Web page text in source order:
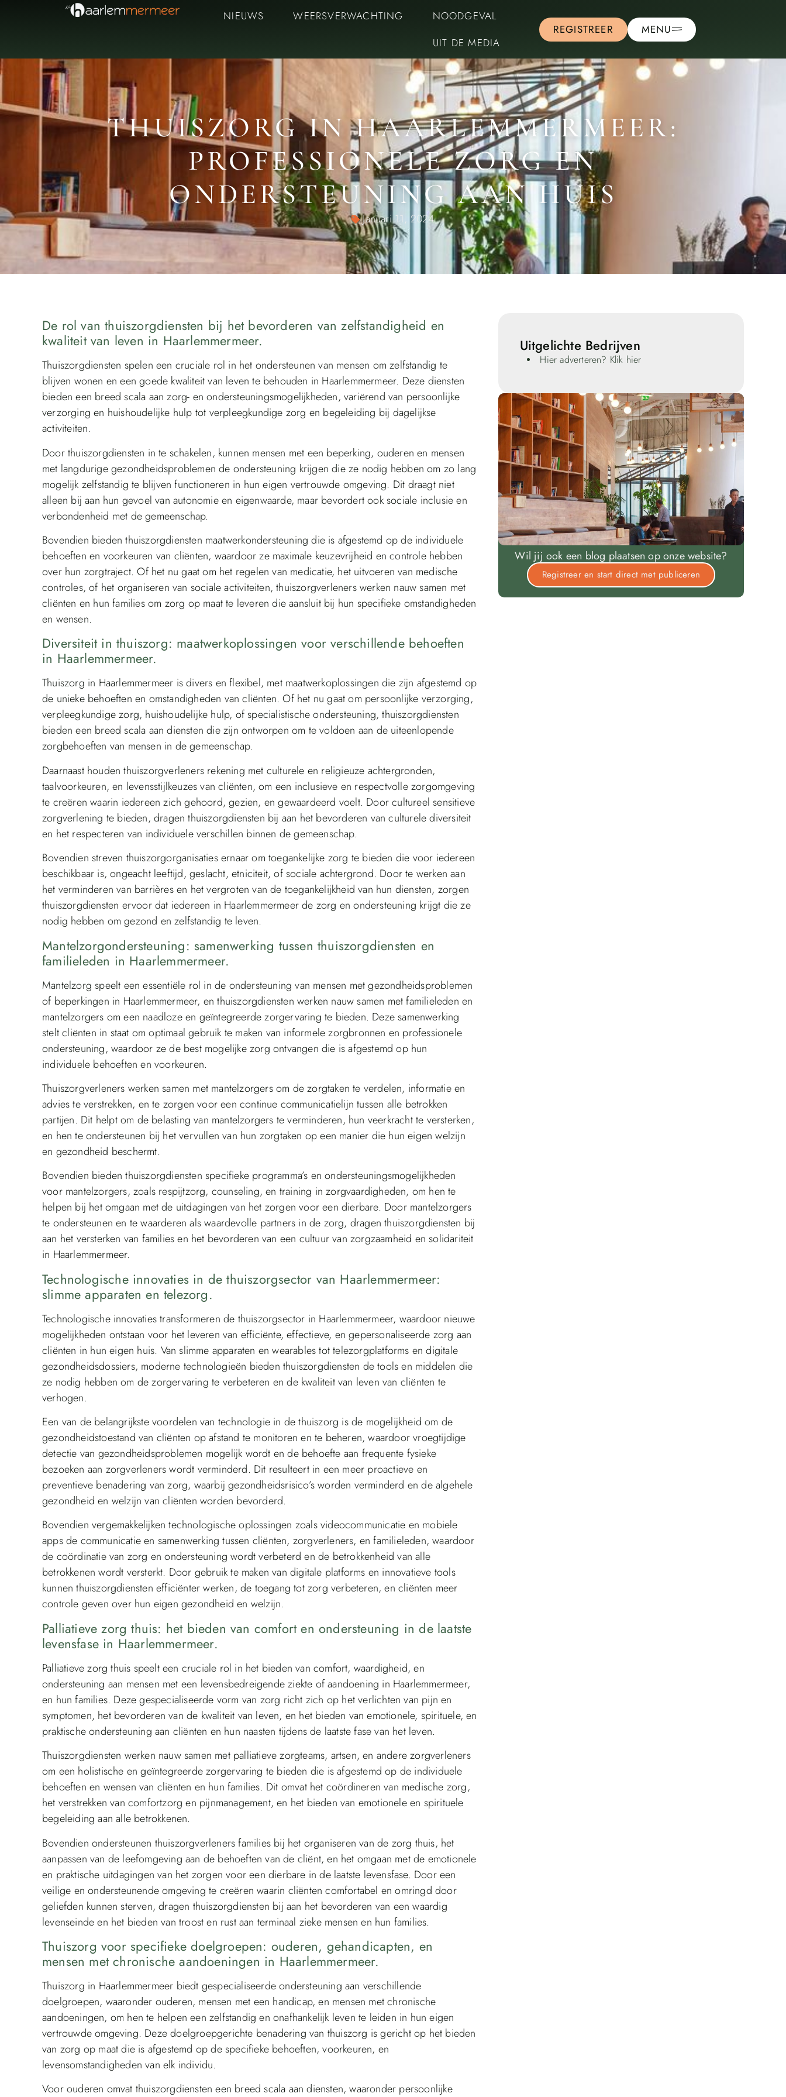
NIEUWS WEERSVERWACHTING
NOODGEVAL
UIT DE MEDIA
REGISTREER MENU
THUISZORG IN HAARLEMMERMEER:
PROFESSIONELE ZORG EN
ONDERSTEUNING AAN HUIS
Januari 11, 2024
De rol van thuiszorgdiensten bij het bevorderen van zelfstandigheid en
kwaliteit van leven in Haarlemmermeer.
Thuiszorgdiensten spelen een cruciale rol in het ondersteunen van mensen om zelfstandig te
blijven wonen en een goede kwaliteit van leven te behouden in Haarlemmermeer. Deze diensten
bieden een breed scala aan zorg- en ondersteuningsmogelijkheden, variërend van persoonlijke
verzorging en huishoudelijke hulp tot verpleegkundige zorg en begeleiding bij dagelijkse
activiteiten.
Door thuiszorgdiensten in te schakelen, kunnen mensen met een beperking, ouderen en mensen
met langdurige gezondheidsproblemen de ondersteuning krijgen die ze nodig hebben om zo lang
mogelijk zelfstandig te blijven functioneren in hun eigen vertrouwde omgeving. Dit draagt niet
alleen bij aan hun gevoel van autonomie en eigenwaarde, maar bevordert ook sociale inclusie en
verbondenheid met de gemeenschap.
Bovendien bieden thuiszorgdiensten maatwerkondersteuning die is afgestemd op de individuele
behoeften en voorkeuren van cliënten, waardoor ze maximale keuzevrijheid en controle hebben
over hun zorgtraject. Of het nu gaat om het regelen van medicatie, het uitvoeren van medische
controles, of het organiseren van sociale activiteiten, thuiszorgverleners werken nauw samen met
cliënten en hun families om zorg op maat te leveren die aansluit bij hun specifieke omstandigheden
en wensen.
Diversiteit in thuiszorg: maatwerkoplossingen voor verschillende behoeften
in Haarlemmermeer.
Thuiszorg in Haarlemmermeer is divers en flexibel, met maatwerkoplossingen die zijn afgestemd op
de unieke behoeften en omstandigheden van cliënten. Of het nu gaat om persoonlijke verzorging,
verpleegkundige zorg, huishoudelijke hulp, of specialistische ondersteuning, thuiszorgdiensten
bieden een breed scala aan diensten die zijn ontworpen om te voldoen aan de uiteenlopende
zorgbehoeften van mensen in de gemeenschap.
Daarnaast houden thuiszorgverleners rekening met culturele en religieuze achtergronden,
taalvoorkeuren, en levensstijlkeuzes van cliënten, om een inclusieve en respectvolle zorgomgeving
te creëren waarin iedereen zich gehoord, gezien, en gewaardeerd voelt. Door cultureel sensitieve
zorgverlening te bieden, dragen thuiszorgdiensten bij aan het bevorderen van culturele diversiteit
en het respecteren van individuele verschillen binnen de gemeenschap.
Bovendien streven thuiszorgorganisaties ernaar om toegankelijke zorg te bieden die voor iedereen
beschikbaar is, ongeacht leeftijd, geslacht, etniciteit, of sociale achtergrond. Door te werken aan
het verminderen van barrières en het vergroten van de toegankelijkheid van hun diensten, zorgen
thuiszorgdiensten ervoor dat iedereen in Haarlemmermeer de zorg en ondersteuning krijgt die ze
nodig hebben om gezond en zelfstandig te leven.
Mantelzorgondersteuning: samenwerking tussen thuiszorgdiensten en
familieleden in Haarlemmermeer.
Mantelzorg speelt een essentiële rol in de ondersteuning van mensen met gezondheidsproblemen
of beperkingen in Haarlemmermeer, en thuiszorgdiensten werken nauw samen met familieleden en
mantelzorgers om een ​​naadloze en geïntegreerde zorgervaring te bieden. Deze samenwerking
stelt cliënten in staat om optimaal gebruik te maken van informele zorgbronnen en professionele
ondersteuning, waardoor ze de best mogelijke zorg ontvangen die is afgestemd op hun
individuele behoeften en voorkeuren.
Thuiszorgverleners werken samen met mantelzorgers om de zorgtaken te verdelen, informatie en
advies te verstrekken, en te zorgen voor een continue communicatielijn tussen alle betrokken
partijen. Dit helpt om de belasting van mantelzorgers te verminderen, hun veerkracht te versterken,
en hen te ondersteunen bij het vervullen van hun zorgtaken op een manier die hun eigen welzijn
en gezondheid beschermt.
Bovendien bieden thuiszorgdiensten specifieke programma’s en ondersteuningsmogelijkheden
voor mantelzorgers, zoals respijtzorg, counseling, en training in zorgvaardigheden, om hen te
helpen bij het omgaan met de uitdagingen van het zorgen voor een dierbare. Door mantelzorgers
te ondersteunen en te waarderen als waardevolle partners in de zorg, dragen thuiszorgdiensten bij
aan het versterken van families en het bevorderen van een cultuur van zorgzaamheid en solidariteit
in Haarlemmermeer.
Technologische innovaties in de thuiszorgsector van Haarlemmermeer:
slimme apparaten en telezorg.
Technologische innovaties transformeren de thuiszorgsector in Haarlemmermeer, waardoor nieuwe
mogelijkheden ontstaan ​​voor het leveren van efficiënte, effectieve, en gepersonaliseerde zorg aan
cliënten in hun eigen huis. Van slimme apparaten en wearables tot telezorgplatforms en digitale
gezondheidsdossiers, moderne technologieën bieden thuiszorgdiensten de tools en middelen die
ze nodig hebben om de zorgervaring te verbeteren en de kwaliteit van leven van cliënten te
verhogen.
Een van de belangrijkste voordelen van technologie in de thuiszorg is de mogelijkheid om de
gezondheidstoestand van cliënten op afstand te monitoren en te beheren, waardoor vroegtijdige
detectie van gezondheidsproblemen mogelijk wordt en de behoefte aan frequente fysieke
bezoeken aan zorgverleners wordt verminderd. Dit resulteert in een meer proactieve en
preventieve benadering van zorg, waarbij gezondheidsrisico’s worden verminderd en de algehele
gezondheid en welzijn van cliënten worden bevorderd.
Bovendien vergemakkelijken technologische oplossingen zoals videocommunicatie en mobiele
apps de communicatie en samenwerking tussen cliënten, zorgverleners, en familieleden, waardoor
de coördinatie van zorg en ondersteuning wordt verbeterd en de betrokkenheid van alle
betrokkenen wordt versterkt. Door gebruik te maken van digitale platforms en innovatieve tools
kunnen thuiszorgdiensten efficiënter werken, de toegang tot zorg verbeteren, en cliënten meer
controle geven over hun eigen gezondheid en welzijn.
Palliatieve zorg thuis: het bieden van comfort en ondersteuning in de laatste
levensfase in Haarlemmermeer.
Palliatieve zorg thuis speelt een cruciale rol in het bieden van comfort, waardigheid, en
ondersteuning aan mensen met een levensbedreigende ziekte of aandoening in Haarlemmermeer,
en hun families. Deze gespecialiseerde vorm van zorg richt zich op het verlichten van pijn en
symptomen, het bevorderen van de kwaliteit van leven, en het bieden van emotionele, spirituele, en
praktische ondersteuning aan cliënten en hun naasten tijdens de laatste fase van het leven.
Thuiszorgdiensten werken nauw samen met palliatieve zorgteams, artsen, en andere zorgverleners
om een ​​holistische en geïntegreerde zorgervaring te bieden die is afgestemd op de individuele
behoeften en wensen van cliënten en hun families. Dit omvat het coördineren van medische zorg,
het verstrekken van comfortzorg en pijnmanagement, en het bieden van emotionele en spirituele
begeleiding aan alle betrokkenen.
Bovendien ondersteunen thuiszorgverleners families bij het organiseren van de zorg thuis, het
aanpassen van de leefomgeving aan de behoeften van de cliënt, en het omgaan met de emotionele
en praktische uitdagingen van het zorgen voor een dierbare in de laatste levensfase. Door een
veilige en ondersteunende omgeving te creëren waarin cliënten comfortabel en omringd door
geliefden kunnen sterven, dragen thuiszorgdiensten bij aan het bevorderen van een waardig
levenseinde en het bieden van troost en rust aan terminaal zieke mensen en hun families.
Thuiszorg voor specifieke doelgroepen: ouderen, gehandicapten, en
mensen met chronische aandoeningen in Haarlemmermeer.
Thuiszorg in Haarlemmermeer biedt gespecialiseerde ondersteuning aan verschillende
doelgroepen, waaronder ouderen, mensen met een handicap, en mensen met chronische
aandoeningen, om hen te helpen een zelfstandig en onafhankelijk leven te leiden in hun eigen
vertrouwde omgeving. Deze doelgroepgerichte benadering van thuiszorg is gericht op het bieden
van zorg op maat die is afgestemd op de specifieke behoeften, voorkeuren, en
levensomstandigheden van elk individu.
Voor ouderen omvat thuiszorgdiensten een breed scala aan diensten, waaronder persoonlijke
Uitgelichte Bedrijven
Hier adverteren? Klik hier
Wil jij ook een blog plaatsen op onze website?
Registreer en start direct met publiceren